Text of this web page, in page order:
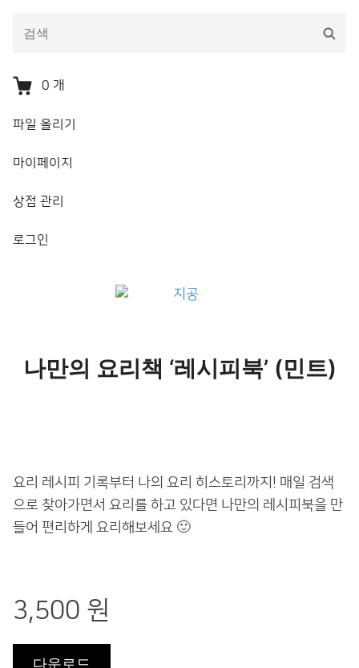
음
검
색:
검
0 개
파일 올리기
마이페이지
상점 관리
로그인
나만의 요리책 ‘레시피북’ (민트)
요리 레시피 기록부터 나의 요리 히스토리까지! 매일 검색
으로 찾아가면서 요리를 하고 있다면 나만의 레시피북을 만
들어 편리하게 요리해보세요 🙂
3,500 원